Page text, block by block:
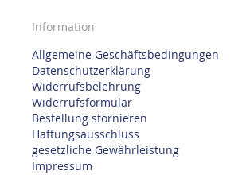
Information
Allgemeine Geschäftsbedingungen
Datenschutzerklärung
Widerrufsbelehrung
Widerrufsformular
Bestellung stornieren
Haftungsausschluss
gesetzliche Gewährleistung
Impressum